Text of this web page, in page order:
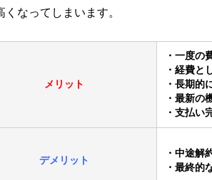
くなってしまいます。
メリット
・一度の
・経費と
・長期的
・最新の
・支払い
デメリット
・中途解
・最終的